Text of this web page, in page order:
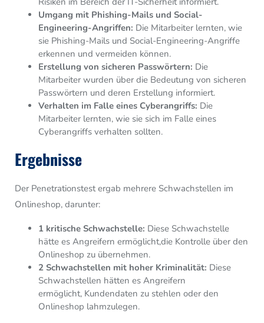
Umgang mit Phishing-Mails und Social-
Engineering-Angriffen: Die Mitarbeiter lernten, wie
sie Phishing-Mails und Social-Engineering-Angriffe
erkennen und vermeiden können.
Erstellung von sicheren Passwörtern: Die
Mitarbeiter wurden über die Bedeutung von sicheren
Passwörtern und deren Erstellung informiert.
Verhalten im Falle eines Cyberangriffs: Die
Mitarbeiter lernten, wie sie sich im Falle eines
Cyberangriffs verhalten sollten.
Ergebnisse
Der Penetrationstest ergab mehrere Schwachstellen im
Onlineshop, darunter:
1 kritische Schwachstelle: Diese Schwachstelle
hätte es Angreifern ermöglicht,die Kontrolle über den
Onlineshop zu übernehmen.
2 Schwachstellen mit hoher Kriminalität: Diese
Schwachstellen hätten es Angreifern
ermöglicht, Kundendaten zu stehlen oder den
Onlineshop lahmzulegen.